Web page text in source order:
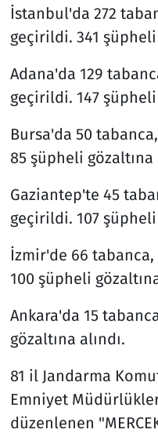
İstanbul'da 272
geçirildi. 341 şüpheli
Adana'da 129
geçirildi. 147 şüpheli
Bursa'da 50
85 şüpheli gözaltına
Gaziantep'te 45
geçirildi. 107 şüpheli
İzmir'de 66
100 şüpheli
Ankara'da 15
gözaltına alındı.
81 il Jandarma
Emniyet
düzenlenen